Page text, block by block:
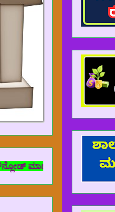
ದಯವಿಟ್ಟು app